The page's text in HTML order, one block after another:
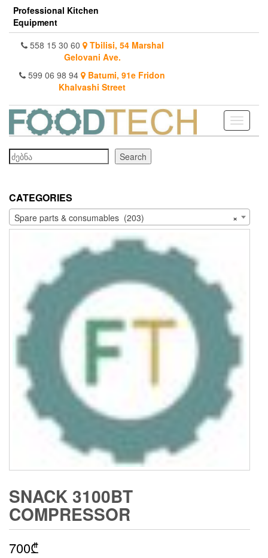
Skip
the
content
Professional Kitchen
Equipment
558 15 30 60
Tbilisi, 54 Marshal
Gelovani Ave.
599 06 98 94
Batumi, 91e Fridon
Khalvashi Street
Toggle
Search
Search
CATEGORIES
×
Spare parts & consumables (203)
SNACK 3100BT
COMPRESSOR
700₾